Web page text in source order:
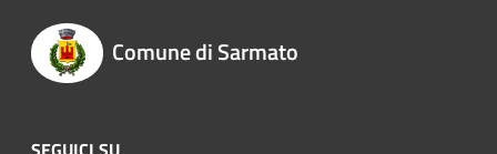
Comune di Sarmato